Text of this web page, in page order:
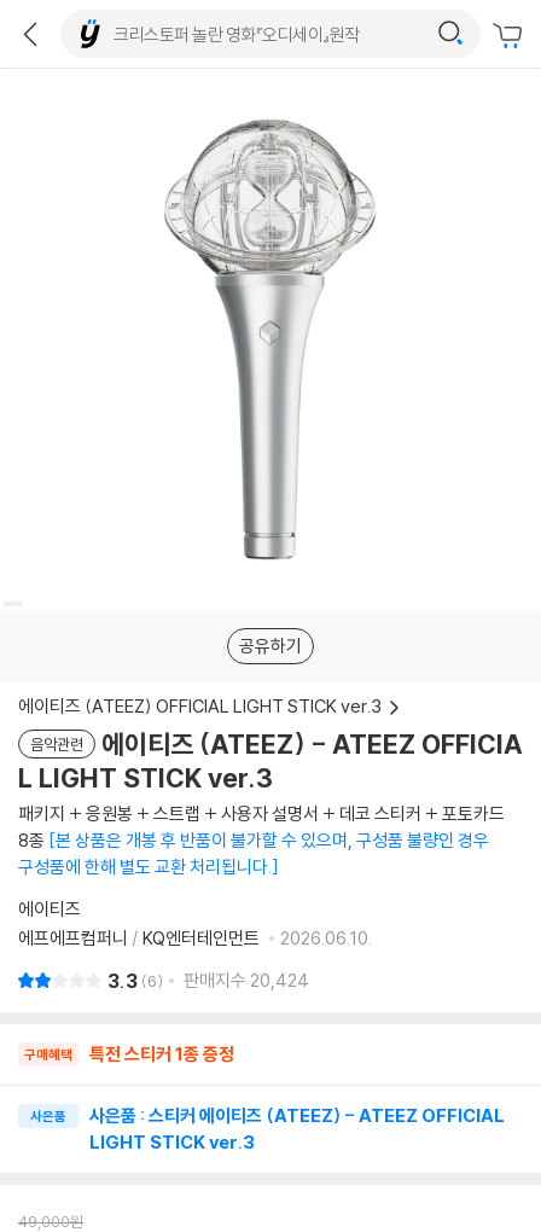
공유하기
에이티즈 (ATEEZ) OFFICIAL LIGHT STICK ver.3
음악관련
에이티즈 (ATEEZ) - ATEEZ OFFICIA
L LIGHT STICK ver.3
패키지 + 응원봉 + 스트랩 + 사용자 설명서 + 데코 스티커 + 포토카드
8종 본 상품은 개봉 후 반품이 불가할 수 있으며, 구성품 불량인 경우
구성품에 한해 별도 교환 처리됩니다.
에이티즈
에프에프컴퍼니 / KQ엔터테인먼트 2026.06.10.
3.3 6 판매지수 20,424
구매혜택 특전 스티커 1종 증정
사은품
사은품 : 스티커 에이티즈 (ATEEZ) - ATEEZ OFFICIAL
LIGHT STICK ver.3
49,000원